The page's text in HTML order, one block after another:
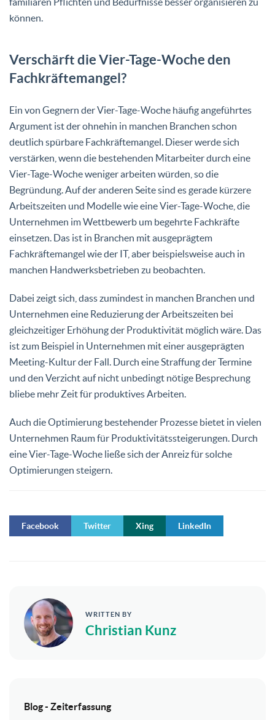
können.
Verschärft die Vier-Tage-Woche den
Fachkräftemangel?
Ein von Gegnern der Vier-Tage-Woche häufig angeführtes
Argument ist der ohnehin in manchen Branchen schon
deutlich spürbare Fachkräftemangel. Dieser werde sich
verstärken, wenn die bestehenden Mitarbeiter durch eine
Vier-Tage-Woche weniger arbeiten würden, so die
Begründung. Auf der anderen Seite sind es gerade kürzere
Arbeitszeiten und Modelle wie eine Vier-Tage-Woche, die
Unternehmen im Wettbewerb um begehrte Fachkräfte
einsetzen. Das ist in Branchen mit ausgeprägtem
Fachkräftemangel wie der IT, aber beispielsweise auch in
manchen Handwerksbetrieben zu beobachten.
Dabei zeigt sich, dass zumindest in manchen Branchen und
Unternehmen eine Reduzierung der Arbeitszeiten bei
gleichzeitiger Erhöhung der Produktivität möglich wäre. Das
ist zum Beispiel in Unternehmen mit einer ausgeprägten
Meeting-Kultur der Fall. Durch eine Straffung der Termine
und den Verzicht auf nicht unbedingt nötige Besprechung
bliebe mehr Zeit für produktives Arbeiten.
Auch die Optimierung bestehender Prozesse bietet in vielen
Unternehmen Raum für Produktivitätssteigerungen. Durch
eine Vier-Tage-Woche ließe sich der Anreiz für solche
Optimierungen steigern.
Facebook Twitter Xing LinkedIn
WRITTEN BY
Christian Kunz
Blog - Zeiterfassung